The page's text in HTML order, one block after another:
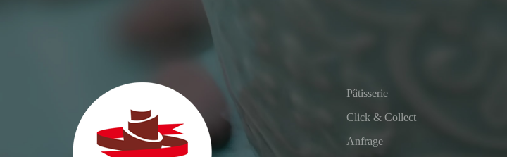
Pâtisserie
Click & Collect
Anfrage